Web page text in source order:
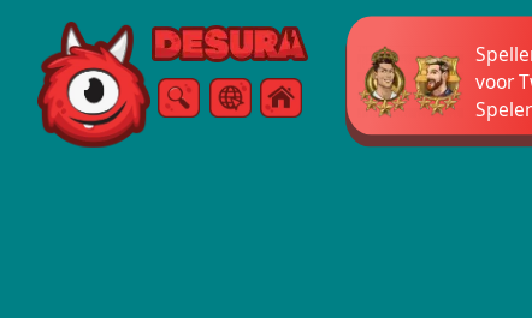
Free Online Games
ZoekenMenu
voor